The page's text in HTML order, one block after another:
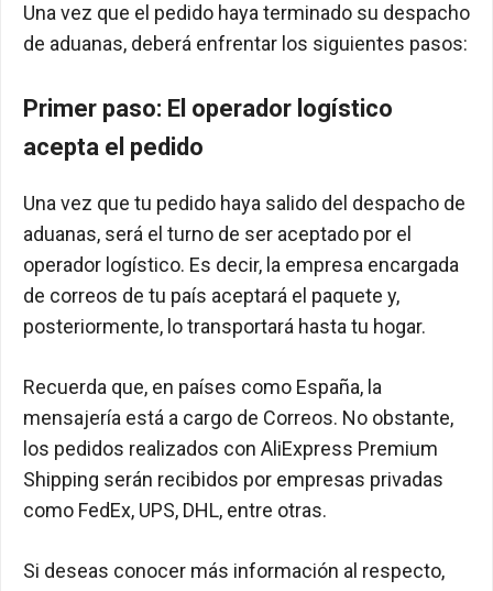
Una vez que el pedido haya terminado su despacho
de aduanas, deberá enfrentar los siguientes pasos:
Primer paso: El operador logístico
acepta el pedido
Una vez que tu pedido haya salido del despacho de
aduanas, será el turno de ser aceptado por el
operador logístico. Es decir, la empresa encargada
de correos de tu país aceptará el paquete y,
posteriormente, lo transportará hasta tu hogar.
Recuerda que, en países como España, la
mensajería está a cargo de Correos. No obstante,
los pedidos realizados con AliExpress Premium
Shipping serán recibidos por empresas privadas
como FedEx, UPS, DHL, entre otras.
Si deseas conocer más información al respecto,